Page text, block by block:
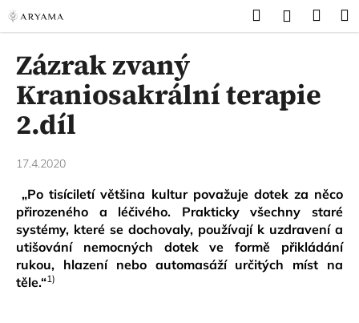
Přejít
na
obsah
Hledat
Zázrak zvaný
Kraniosakrální terapie
2.díl
17.4.2020
„Po tisíciletí většina kultur považuje dotek za něco
přirozeného a léčivého. Prakticky všechny staré
systémy, které se dochovaly, používají k uzdravení a
utišování nemocných dotek ve formě přikládání
rukou, hlazení nebo automasáží určitých míst na
těle.“1)
K
o
C
o
p
t
ř
e
b
u
j
e